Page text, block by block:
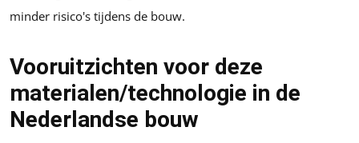
minder risico's tijdens de bouw.
Vooruitzichten voor deze
materialen/technologie in de
Nederlandse bouw